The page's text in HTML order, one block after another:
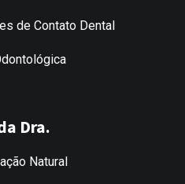
de Contato Dental
Dra.
Natural